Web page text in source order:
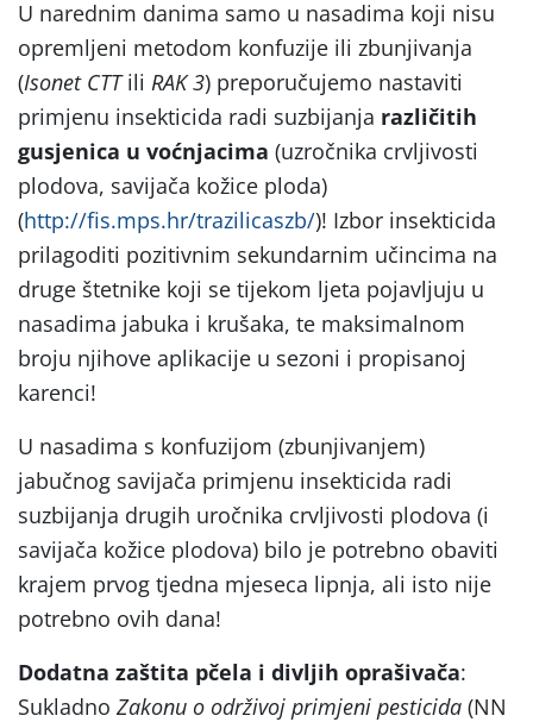
U narednim danima samo u nasadima koji nisu
opremljeni metodom konfuzije ili zbunjivanja
(Isonet CTTili RAK 3) preporučujemo nastaviti
primjenu insekticida radi suzbijanja različitih
gusjenica u voćnjacima (uzročnika crvljivosti
plodova, savijača kožice ploda)
(http://fis.mps.hr/trazilicaszb/)! Izbor insekticida
prilagoditi pozitivnim sekundarnim učincima na
druge štetnike koji se tijekom ljeta pojavljuju u
nasadima jabuka i krušaka, te maksimalnom
broju njihove aplikacije u sezoni i propisanoj
karenci!
U nasadima s konfuzijom (zbunjivanjem)
jabučnog savijača primjenu insekticida radi
suzbijanja drugih uročnika crvljivosti plodova (i
savijača kožice plodova) bilo je potrebno obaviti
krajem prvog tjedna mjeseca lipnja, ali isto nije
potrebno ovih dana!
Dodatna zaštita pčela i divljih oprašivača:
Sukladno Zakonu o održivoj primjeni pesticida (NN